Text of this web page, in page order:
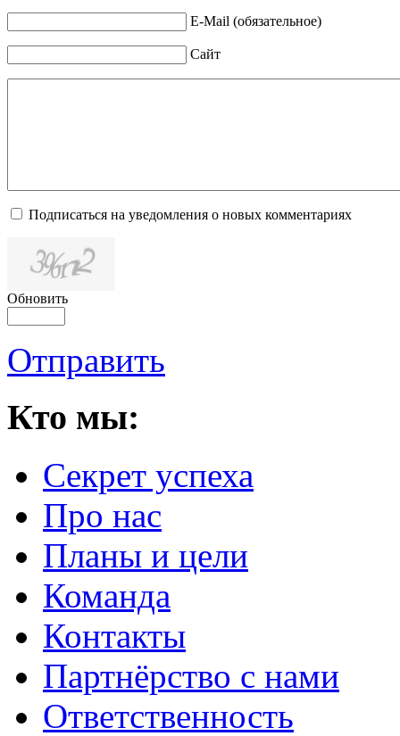
E-Mail (обязательное)
Сайт
Подписаться на уведомления о новых комментариях
Обновить
Отправить
Кто мы:
Секрет успеха
Про нас
Планы и цели
Команда
Контакты
Партнёрство с нами
Ответственность